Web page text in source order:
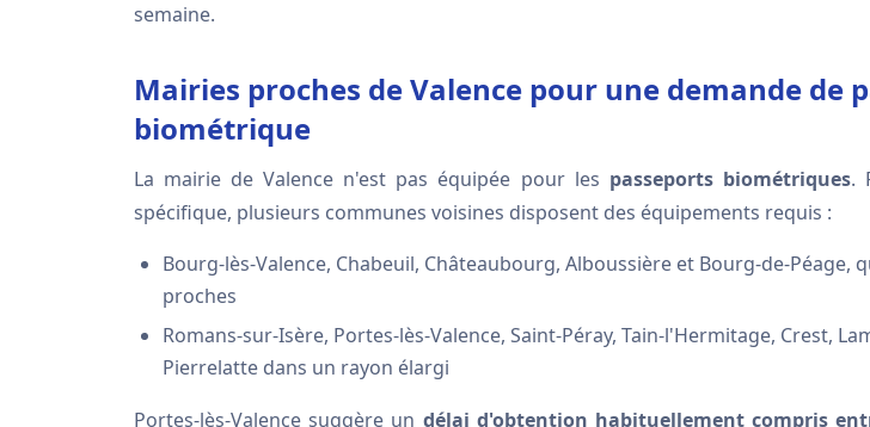
semaine.
Mairies proches de Valence pour une demande de
biométrique
La mairie de Valence n'est pas équipée pour les passeports biométriques.
spécifique, plusieurs communes voisines disposent des équipements requis :
Bourg-lès-Valence, Chabeuil, Châteaubourg, Alboussière et Bourg-de-Péage,
proches
Romans-sur-Isère, Portes-lès-Valence, Saint-Péray, Tain-l'Hermitage, Crest,
Pierrelatte dans un rayon élargi
Portes-lès-Valence suggère un délai d'obtention habituellement compris